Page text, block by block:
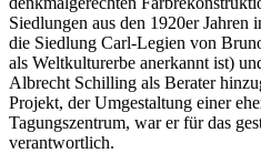
Siedlungen aus den 1920er
die Siedlung Carl-Legien von
als Weltkulturerbe anerkannt ist)
Albrecht Schilling als Berater
Projekt, der Umgestaltung einer
Tagungszentrum, war er für das
verantwortlich.